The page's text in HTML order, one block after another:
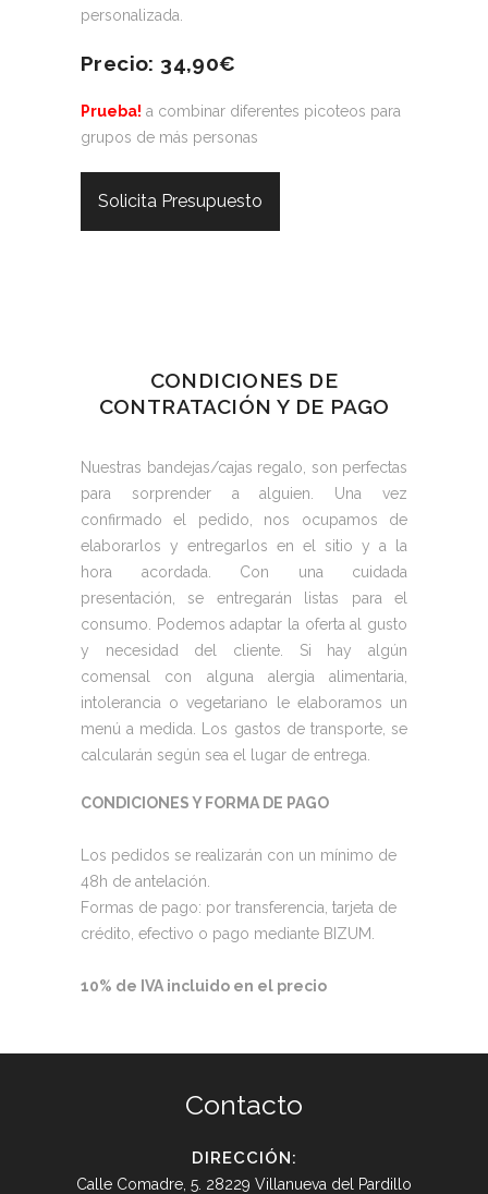
personalizada.
Precio: 34,90€
Prueba! a combinar diferentes picoteos para
grupos de más personas
Solicita Presupuesto
CONDICIONES DE
CONTRATACIÓN Y DE PAGO
Nuestras bandejas/cajas regalo, son perfectas
para sorprender a alguien. Una vez
confirmado el pedido, nos ocupamos de
elaborarlos y entregarlos en el sitio y a la
hora acordada. Con una cuidada
presentación, se entregarán listas para el
consumo. Podemos adaptar la oferta al gusto
y necesidad del cliente. Si hay algún
comensal con alguna alergia alimentaria,
intolerancia o vegetariano le elaboramos un
menú a medida. Los gastos de transporte, se
calcularán según sea el lugar de entrega.
CONDICIONES Y FORMA DE PAGO
Los pedidos se realizarán con un mínimo de
48h de antelación.
Formas de pago: por transferencia, tarjeta de
crédito, efectivo o pago mediante BIZUM.
10% de IVA incluido en el precio
Contacto
DIRECCIÓN:
Calle Comadre, 5. 28229 Villanueva del Pardillo